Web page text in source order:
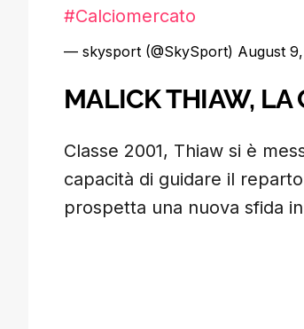
#Calciomercato
— skysport (@SkySport) August
MALICK THIAW, LA
Classe 2001, Thiaw si è
capacità di guidare il
prospetta una nuova sfida